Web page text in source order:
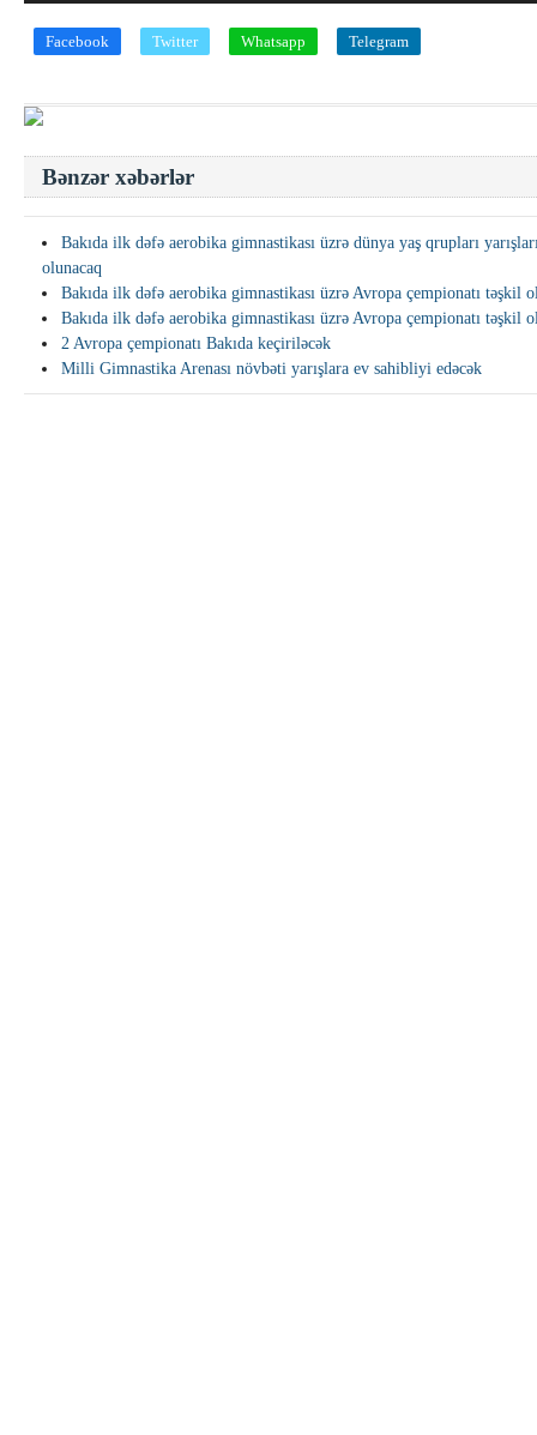
Facebook Twitter Whatsapp Telegram
Bənzər xəbərlər
Bakıda ilk dəfə aerobika gimnastikası üzrə dünya yaş qrupları
olunacaq
Bakıda ilk dəfə aerobika gimnastikası üzrə Avropa çempionatı təşkil
Bakıda ilk dəfə aerobika gimnastikası üzrə Avropa çempionatı təşkil
2 Avropa çempionatı Bakıda keçiriləcək
Milli Gimnastika Arenası növbəti yarışlara ev sahibliyi edəcək